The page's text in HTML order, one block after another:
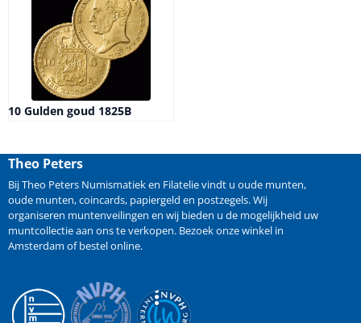
10 Gulden goud 1825B
Theo Peters
Bij Theo Peters Numismatiek en Filatelie vindt u oude munten,
oude munten,coincards, papiergeld en postzegels. Wij
organiseren muntenveilingen en wij bieden u de mogelijkheid uw
muntcollectie aan ons te verkopen. Bezoek onze winkel in
Amsterdam of bestel online.